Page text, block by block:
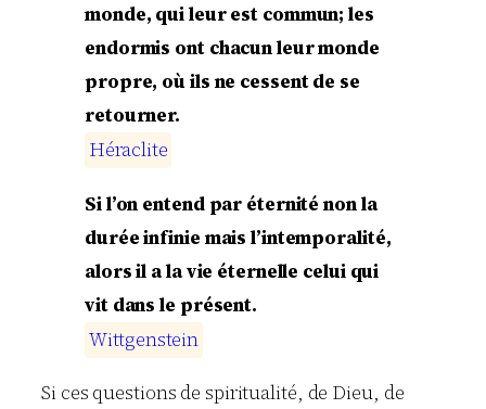
monde, qui leur est commun; les
endormis ont chacun leur monde
propre, où ils ne cessent de se
retourner.
Héraclite
Si l’on entend par éternité non la
durée infinie mais l’intemporalité,
alors il a la vie éternelle celui qui
vit dans le présent.
Wittgenstein
Si ces questions de spiritualité, de Dieu, de